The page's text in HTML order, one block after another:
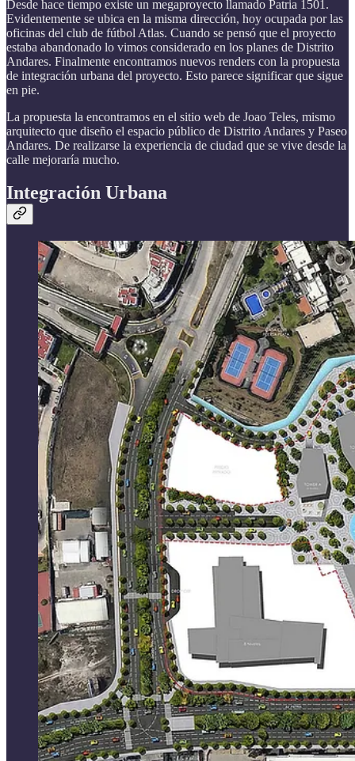
Desde hace tiempo existe un megaproyecto llamado Patria 1501.
Evidentemente se ubica en la misma dirección, hoy ocupada por las
oficinas del club de fútbol Atlas. Cuando se pensó que el proyecto
estaba abandonado lo vimos considerado en los planes de Distrito
Andares. Finalmente encontramos nuevos renders con la propuesta
de integración urbana del proyecto. Esto parece significar que sigue
en pie.
La propuesta la encontramos en el sitio web de Joao Teles, mismo
arquitecto que diseño el espacio público de Distrito Andares y Paseo
Andares. De realizarse la experiencia de ciudad que se vive desde la
calle mejoraría mucho.
Integración Urbana